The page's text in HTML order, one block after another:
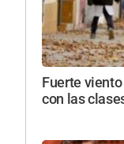
Fuerte
con las